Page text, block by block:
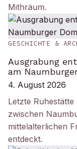
Mithräum.
GESCHICHTE &
Ausgrabung
am
4. August 2026
Letzte
zwischen
mittelalterlichen
entdeckt.